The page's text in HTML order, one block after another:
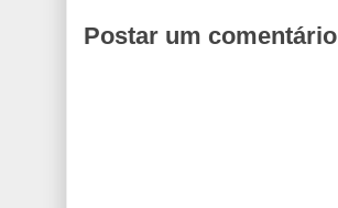
Postar um comentário